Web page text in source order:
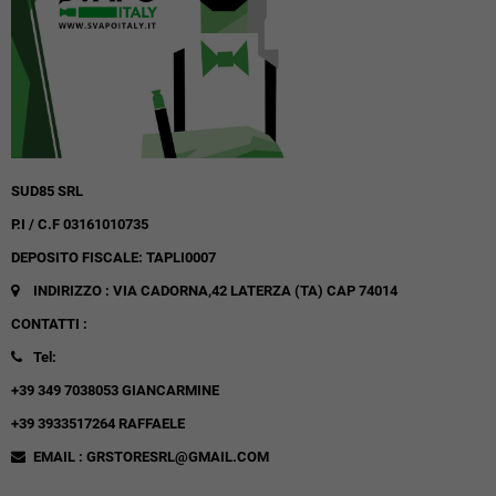
SUD85 SRL
P.I / C.F 03161010735
DEPOSITO FISCALE: TAPLI0007
INDIRIZZO : VIA CADORNA,42 LATERZA (TA) CAP 74014
CONTATTI :
Tel:
+39 349 7038053 GIANCARMINE
+39 3933517264 RAFFAELE
EMAIL : GRSTORESRL@GMAIL.COM